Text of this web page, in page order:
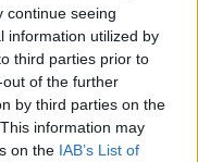
continue seeing
information utilized by
third parties prior to
of the further
by third parties on the
information may
on the IAB’s List of